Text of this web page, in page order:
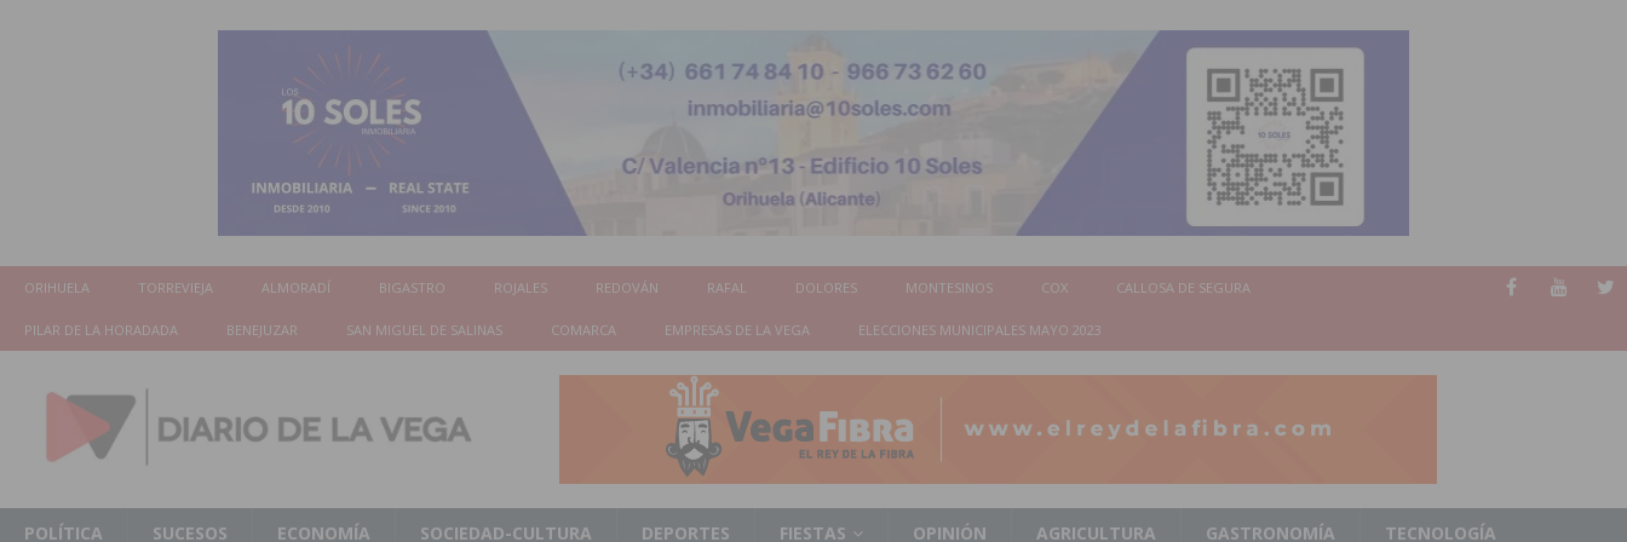
ORIHUELA TORREVIEJA ALMORADÍ BIGASTRO ROJALES REDOVÁN RAFAL DOLORES MONTESINOS COX CALLOSA DE SEGURA
PILAR DE LA HORADADA BENEJUZAR SAN MIGUEL DE SALINAS COMARCA EMPRESAS DE LA VEGA ELECCIONES MUNICIPALES MAYO 2023
POLÍTICA SUCESOS ECONOMÍA SOCIEDAD-CULTURA DEPORTES FIESTAS OPINIÓN AGRICULTURA GASTRONOMÍA TECNOLOGÍA